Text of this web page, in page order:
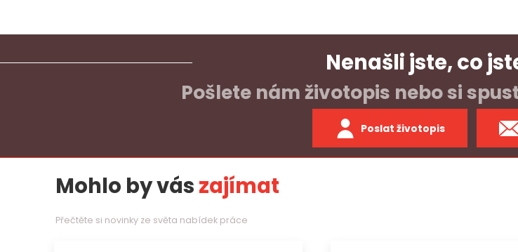
Nenašli jste, co
Pošlete nám životopis nebo si
Poslat životopis
Mohlo by vászajímat
Přečtěte si novinky ze světa nabídek práce